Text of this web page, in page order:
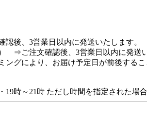
後、3営業日以内に発送いたします。
⇒ご注文確認後、3営業日以内に発送
グにより、お届け予定日が前後するこ
19時～21時 ただし時間を指定された